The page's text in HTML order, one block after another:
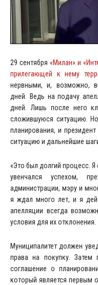
29 сентября«Милан» и
прилегающей к нему
нервными, и, возможно,
дней. Ведь на подачу
дней. Лишь после него
сложившуюся ситуацию.
планирования, и
ситуацию и дальнейшие
«Это был долгий процесс.
увенчался успехом,
администрации, мэру и
я ждал много лет, и я
апелляции всегда
условия для их отклонения.
Муниципалитет должен
права на покупку. Затем
соглашение о
который является первым